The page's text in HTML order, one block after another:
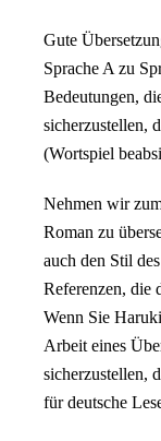
Gute
Sprache A zu
Bedeutungen,
sicherzustellen,
(Wortspiel
Nehmen wir
Roman zu
auch den Stil
Referenzen, die
Wenn Sie
Arbeit eines
sicherzustellen,
für deutsche